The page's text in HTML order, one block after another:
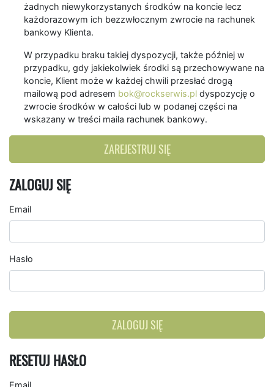
żadnych niewykorzystanych środków na koncie lecz
każdorazowym ich bezzwłocznym zwrocie na rachunek
bankowy Klienta.
W przypadku braku takiej dyspozycji, także później w
przypadku, gdy jakiekolwiek środki są przechowywane na
koncie, Klient może w każdej chwili przesłać drogą
mailową pod adresem bok@rockserwis.pl dyspozycję o
zwrocie środków w całości lub w podanej części na
wskazany w treści maila rachunek bankowy.
ZAREJESTRUJ SIĘ
ZALOGUJ SIĘ
Email
Hasło
ZALOGUJ SIĘ
RESETUJ HASŁO